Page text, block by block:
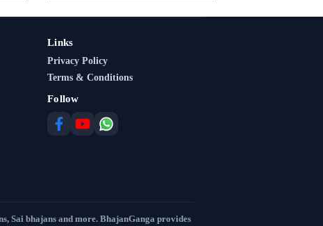
Links
Privacy Policy
Terms & Conditions
Follow
Sai bhajans and more. BhajanGanga provides